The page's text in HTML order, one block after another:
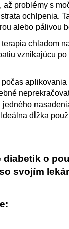
až problémy s
ochlpenia.
alebo pálivou
chladom
vznikajúcu po
aplikovania
dĺžka
diabetik o
svojím